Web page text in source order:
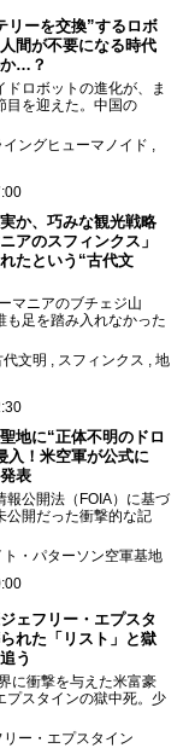
リーを交換”するロボ
間が不要になる時代
…？
ロボットの進化が、ま
目を迎えた。中国の
イングヒューマノイド
か、巧みな観光戦略
アのスフィンクス」
たという“古代文
マニアのブチェジ山
も足を踏み入れなかった
代文明 スフィンクス
地
地に“正体不明のドロ
入！米空軍が公式に
表
公開法（FOIA）に基づ
公開だった衝撃的な記
ト・パターソン空軍基地
ェフリー・エプスタ
れた「リスト」と獄
う
に衝撃を与えた米富豪
プスタインの獄中死。少
リー・エプスタイン